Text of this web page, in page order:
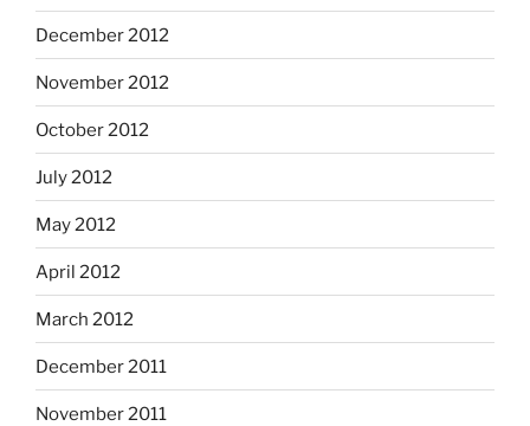
December 2012
November 2012
October 2012
July 2012
May 2012
April 2012
March 2012
December 2011
November 2011